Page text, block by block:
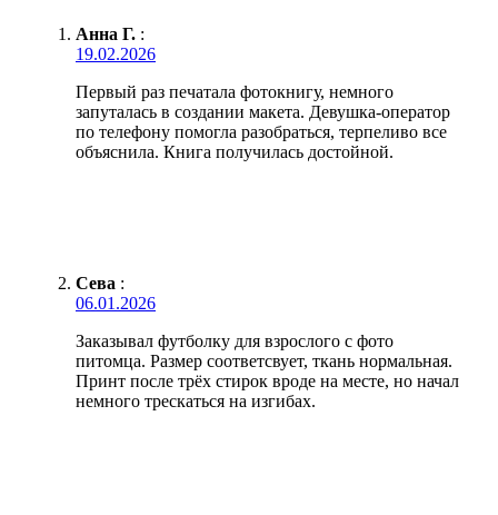
Анна Г. :
19.02.2026
Первый раз печатала фотокнигу, немного
запуталась в создании макета. Девушка-оператор
по телефону помогла разобраться, терпеливо все
объяснила. Книга получилась достойной.
Сева :
06.01.2026
Заказывал футболку для взрослого с фото
питомца. Размер соответсвует, ткань нормальная.
Принт после трёх стирок вроде на месте, но начал
немного трескаться на изгибах.